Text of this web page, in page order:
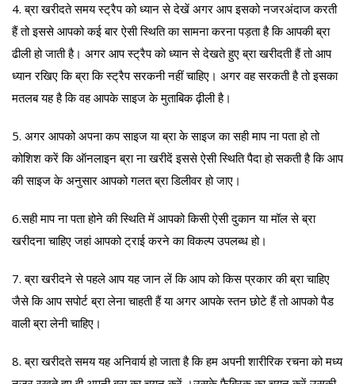
4. ब्रा खरीदते समय स्ट्रैप को ध्यान से देखें अगर आप इसको नजरअंदाज करती
हैं तो इससे आपको कई बार ऐसी स्थिति का सामना करना पड़ता है कि आपकी ब्रा
ढीली हो जाती है। अगर आप स्ट्रैप को ध्यान से देखते हुए ब्रा खरीदती हैं तो आप
ध्यान रखिए कि ब्रा कि स्ट्रैप सरकनी नहीं चाहिए। अगर वह सरकती है तो इसका
मतलब यह है कि वह आपके साइज के मुताबिक ढ़ीली है।
5. अगर आपको अपना कप साइज या ब्रा के साइज का सही माप ना पता हो तो
कोशिश करें कि ऑनलाइन ब्रा ना खरीदें इससे ऐसी स्थिति पैदा हो सकती है कि आप
की साइज के अनुसार आपको गलत ब्रा डिलीवर हो जाए।
6.सही माप ना पता होने की स्थिति में आपको किसी ऐसी दुकान या मॉल से ब्रा
खरीदना चाहिए जहां आपको ट्राई करने का विकल्प उपलब्ध हो।
7. ब्रा खरीदने से पहले आप यह जान लें कि आप को किस प्रकार की ब्रा चाहिए
जैसे कि आप सपोर्ट ब्रा लेना चाहती हैं या अगर आपके स्तन छोटे हैं तो आपको पैड
वाली ब्रा लेनी चाहिए।
8. ब्रा खरीदते समय यह अनिवार्य हो जाता है कि हम अपनी शारीरिक रचना को मध्य